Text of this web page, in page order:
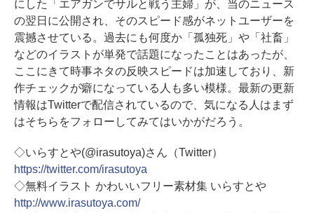
にした「エアガンでサルと戦う主婦」が、当のニュース
の翌日に公開され、そのスピード感がネットユーザーを
震撼させている。過去にも何度か「孤独死」や「社畜」
などのイラストが単発で話題になったことはあったが、
ここにきて時事ネタの反映スピードは加速しており、新
作チェックが癖になっている人も多い模様。最新の更新
情報はTwitterで配信されているので、気になる人はまず
はそちらをフォローしてみてはいかがだろう。
◇いらすとや(@irasutoya)さん（Twitter）
https://twitter.com/irasutoya
◇無料イラスト かわいいフリー素材集 いらすとや
http://www.irasutoya.com/